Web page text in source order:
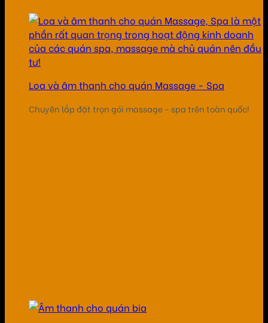
Loa và âm thanh cho quán Massage - Spa
Chuyên lắp đặt trọn gói massage - spa trên toàn quốc!